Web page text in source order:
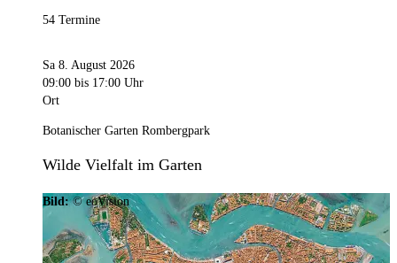
54 Termine
Sa 8. August 2026
09:00 bis 17:00 Uhr
Ort
Botanischer Garten Rombergpark
Wilde Vielfalt im Garten
Bild:© eoVision